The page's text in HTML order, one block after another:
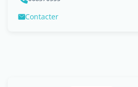
Contacter